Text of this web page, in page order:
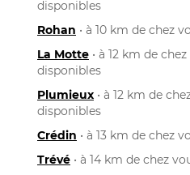
disponibles
Rohan • à 10 km de chez
La Motte • à 12 km de
disponibles
Plumieux • à 12 km de
disponibles
Crédin • à 13 km de chez
Trévé • à 14 km de chez